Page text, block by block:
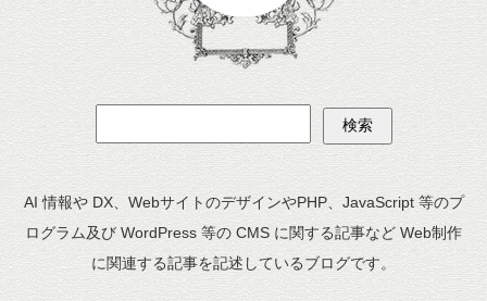
AI 情報や DX、WebサイトのデザインやPHP、JavaScript 等のプ
ログラム及び WordPress 等の CMS に関する記事など Web制作
に関連する記事を記述しているブログです。